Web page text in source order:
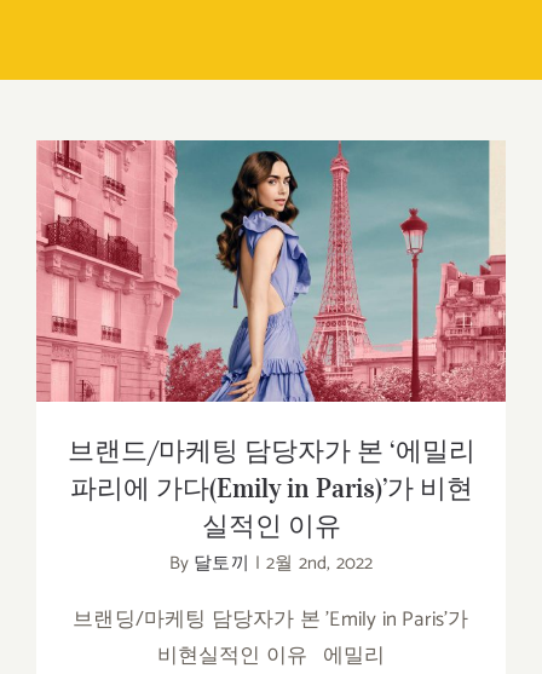
브랜드/마케팅 담당자가 본 ‘에밀리 파리
에 가다(Emily in Paris)’가 비현실적인 이
유
브랜드/마케팅 담당자가 본 ‘에밀리
파리에 가다(Emily in Paris)’가 비현
실적인 이유
By 달토끼 | 2월 2nd, 2022
브랜딩/마케팅 담당자가 본 'Emily in Paris'가
비현실적인 이유 에밀리